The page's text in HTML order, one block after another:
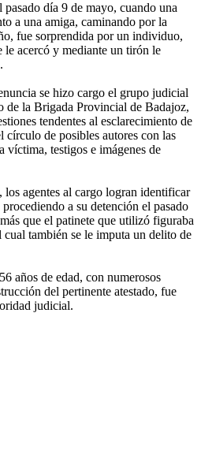
día 9 de mayo, cuando una
a una amiga, caminando por la
fue sorprendida por un individuo,
le acercó y mediante un tirón le
se hizo cargo el grupo judicial
de la Brigada Provincial de Badajoz,
tendentes al esclarecimiento de
círculo de posibles autores con las
víctima, testigos e imágenes de
agentes al cargo logran identificar
a su detención el pasado
que el patinete que utilizó figuraba
también se le imputa un delito de
años de edad, con numerosos
del pertinente atestado, fue
judicial.